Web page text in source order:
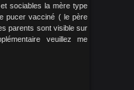
sociables la mère type
pucer vacciné ( le père
parents sont visible sur
veuillez me